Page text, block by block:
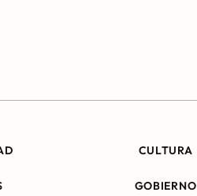
CULTURA
GOBIERNO